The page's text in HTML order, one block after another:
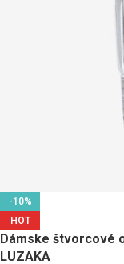
-10%
HOT
Dámske štvorcové
LUZAKA